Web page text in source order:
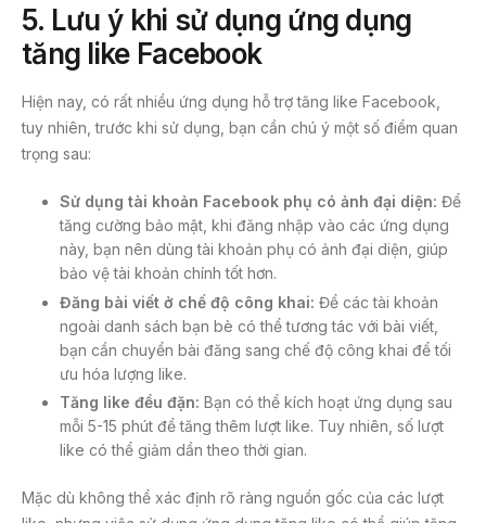
5. Lưu ý khi sử dụng ứng dụng
tăng like Facebook
Hiện nay, có rất nhiều ứng dụng hỗ trợ tăng like Facebook,
tuy nhiên, trước khi sử dụng, bạn cần chú ý một số điểm quan
trọng sau:
Sử dụng tài khoản Facebook phụ có ảnh đại diện: Để
tăng cường bảo mật, khi đăng nhập vào các ứng dụng
này, bạn nên dùng tài khoản phụ có ảnh đại diện, giúp
bảo vệ tài khoản chính tốt hơn.
Đăng bài viết ở chế độ công khai: Để các tài khoản
ngoài danh sách bạn bè có thể tương tác với bài viết,
bạn cần chuyển bài đăng sang chế độ công khai để tối
ưu hóa lượng like.
Tăng like đều đặn: Bạn có thể kích hoạt ứng dụng sau
mỗi 5-15 phút để tăng thêm lượt like. Tuy nhiên, số lượt
like có thể giảm dần theo thời gian.
Mặc dù không thể xác định rõ ràng nguồn gốc của các lượt